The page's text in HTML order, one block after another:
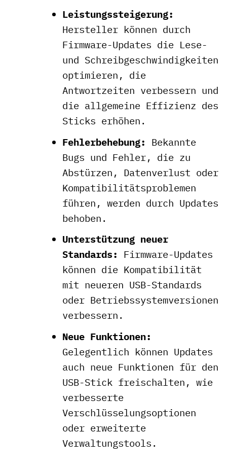
Leistungssteigerung:
Hersteller können durch
Firmware-Updates die Lese-
und Schreibgeschwindigkeiten
optimieren, die
Antwortzeiten verbessern und
die allgemeine Effizienz des
Sticks erhöhen.
Fehlerbehebung: Bekannte
Bugs und Fehler, die zu
Abstürzen, Datenverlust oder
Kompatibilitätsproblemen
führen, werden durch Updates
behoben.
Unterstützung neuer
Standards: Firmware-Updates
können die Kompatibilität
mit neueren USB-Standards
oder Betriebssystemversionen
verbessern.
Neue Funktionen:
Gelegentlich können Updates
auch neue Funktionen für den
USB-Stick freischalten, wie
verbesserte
Verschlüsselungsoptionen
oder erweiterte
Verwaltungstools.